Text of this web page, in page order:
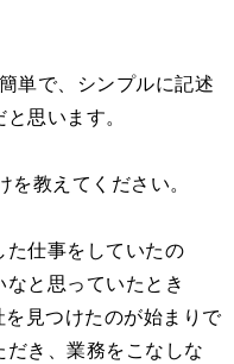
単で、シンプルに記述
思います。
教えてください。
仕事をしていたの
と思っていたとき
見つけたのが始まりで
き、業務をこなしな